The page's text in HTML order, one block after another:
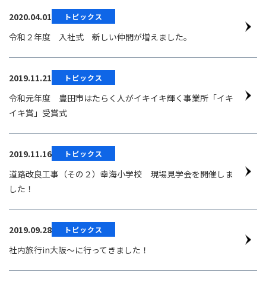
2020.04.01 トピックス
令和２年度 入社式 新しい仲間が増えました。
2019.11.21 トピックス
令和元年度 豊田市はたらく人がイキイキ輝く事業所「イキ
イキ賞」受賞式
2019.11.16 トピックス
道路改良工事（その２）幸海小学校 現場見学会を開催しま
した！
2019.09.28 トピックス
社内旅行in大阪～に行ってきました！